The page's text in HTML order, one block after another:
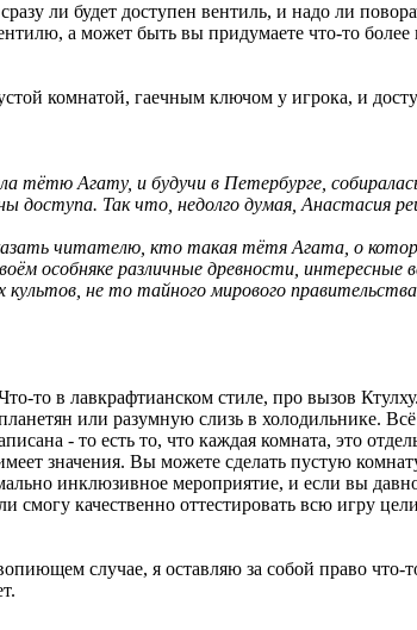
ли будет доступен вентиль, и надо ли
а может быть вы придумаете что-то
комнатой, гаечным ключом у игрока, и
тётю Агату, и будучи в Петербурге,
доступа. Так что, недолго думая, Анастасия
читателю, кто такая тётя Агата, о
особняке различные древности,
культов, не то тайного мирового
то в лавкрафтианском стиле, про вызов
или разумную слизь в холодильнике. Всё
- то есть то, что каждая комната, это
значения. Вы можете сделать пустую
инклюзивное мероприятие, и если вы
смогу качественно оттестировать всю игру
случае, я оставляю за собой право что-